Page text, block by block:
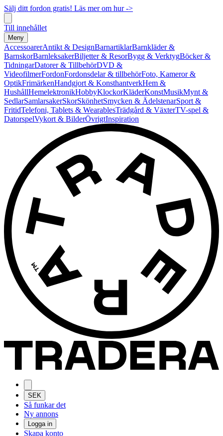
Sälj ditt fordon gratis! Läs mer om hur ->
Till innehållet
Meny
AccessoarerAntikt & DesignBarnartiklarBarnkläder &
BarnskorBarnleksakerBiljetter & ResorBygg & VerktygBöcker &
TidningarDatorer & TillbehörDVD &
VideofilmerFordonFordonsdelar & tillbehörFoto, Kameror &
OptikFrimärkenHandgjort & KonsthantverkHem &
HushållHemelektronikHobbyKlockorKläderKonstMusikMynt &
SedlarSamlarsakerSkorSkönhetSmycken & ÄdelstenarSport &
FritidTelefoni, Tablets & WearablesTrädgård & VäxterTV-spel &
DatorspelVykort & BilderÖvrigtInspiration
SEK
Så funkar det
Ny annons
Logga in
Skapa konto